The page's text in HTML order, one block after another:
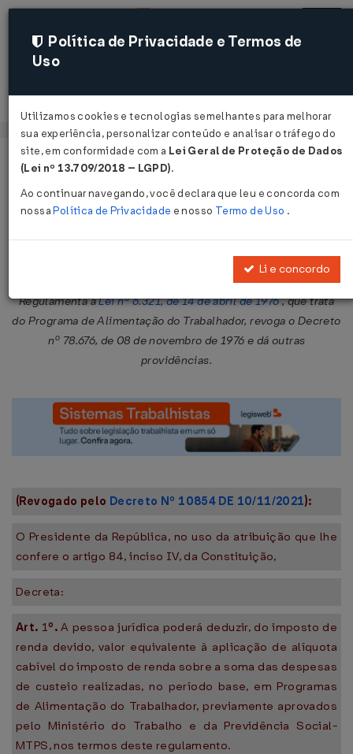
Acessar
Página Inicial Legislações
Decreto Nº 5 DE 14/01/1991
Publicado no DOU em 15 jan 1991
Regulamenta aLei nº 6.321, de 14 de abril de 1976, que trata
do Programa de Alimentação do Trabalhador, revoga o Decreto
nº 78.676, de 08 de novembro de 1976 e dá outras
providências.
(Revogado pelo Decreto Nº 10854 DE 10/11/2021):
O Presidente da República, no uso da atribuição que lhe
confere o artigo 84, inciso IV, da Constituição,
Decreta:
Art. 1º.A pessoa jurídica poderá deduzir, do imposto de
renda devido, valor equivalente à aplicação de alíquota
cabível do imposto de renda sobre a soma das despesas
de custeio realizadas, no período base, em Programas
de Alimentação do Trabalhador, previamente aprovados
pelo Ministério do Trabalho e da Previdência Social-
MTPS, nos termos deste regulamento.
Política de Privacidade e Termos de
Uso
Utilizamos cookies e tecnologias semelhantes para melhorar
sua experiência, personalizar conteúdo e analisar o tráfego do
site, em conformidade com a Lei Geral de Proteção de Dados
(Lei nº 13.709/2018 – LGPD).
Ao continuar navegando, você declara que leu e concorda com
nossaPolítica de Privacidade e nosso Termo de Uso .
Li e concordo